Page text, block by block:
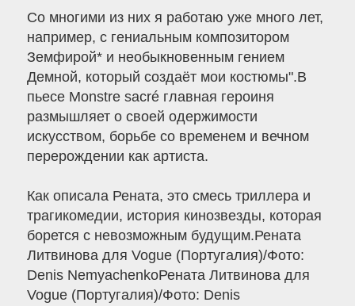
Со многими из них я работаю уже много лет,
например, с гениальным композитором
Земфирой* и необыкновенным гением
Демной, который создаёт мои костюмы".В
пьесе Monstre sacré главная героиня
размышляет о своей одержимости
искусством, борьбе со временем и вечном
перерождении как артиста.
Как описала Рената, это смесь триллера и
трагикомедии, история кинозвезды, которая
борется с невозможным будущим.Рената
Литвинова для Vogue (Португалия)/Фото:
Denis NemyachenkoРената Литвинова для
Vogue (Португалия)/Фото: Denis